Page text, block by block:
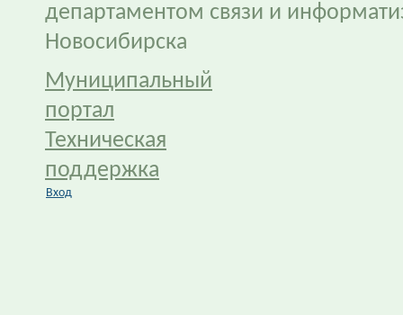
департаментом связи и
Новосибирска
Муниципальный
портал
Техническая
поддержка
Вход